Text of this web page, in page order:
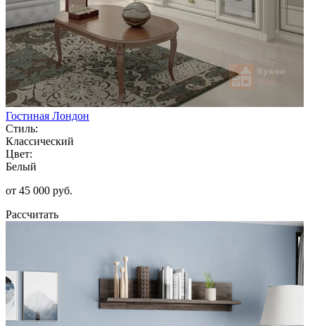
Гостиная Лондон
Стиль:
Классический
Цвет:
Белый
от 45 000 руб.
Рассчитать